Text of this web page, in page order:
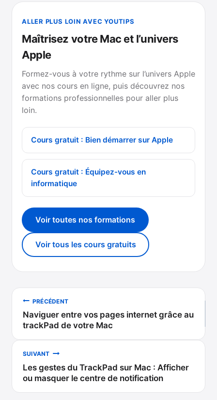
ALLER PLUS LOIN AVEC YOUTIPS
Maîtrisez votre Mac et l’univers
Apple
Formez-vous à votre rythme sur l’univers Apple
avec nos cours en ligne, puis découvrez nos
formations professionnelles pour aller plus
loin.
Cours gratuit : Bien démarrer sur Apple
Cours gratuit : Équipez-vous en
informatique
Voir toutes nos formations
Voir tous les cours gratuits
Navigation
de
l’article
PRÉCÉDENT
Naviguer entre vos pages internet grâce au
trackPad de votre Mac
SUIVANT
Les gestes du TrackPad sur Mac : Afficher
ou masquer le centre de notification